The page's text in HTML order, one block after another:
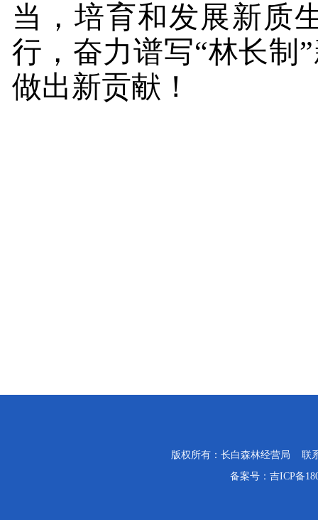
当，培育和发展新质
行，奋力谱写“林长制
做出新贡献！
版权所有：长白森林经营局 联
备案号： 吉ICP备